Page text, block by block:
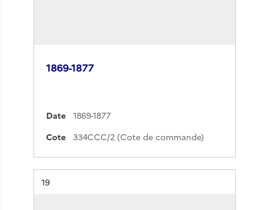
1869-1877
Date
1869-1877
Cote
334CCC/2 (Cote de commande)
Résultat n°
19